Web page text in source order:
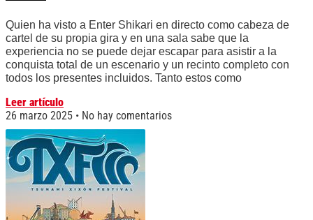
Quien ha visto a Enter Shikari en directo como cabeza de
cartel de su propia gira y en una sala sabe que la
experiencia no se puede dejar escapar para asistir a la
conquista total de un escenario y un recinto completo con
todos los presentes incluidos. Tanto estos como
Leer artículo
26 marzo 2025
No hay comentarios